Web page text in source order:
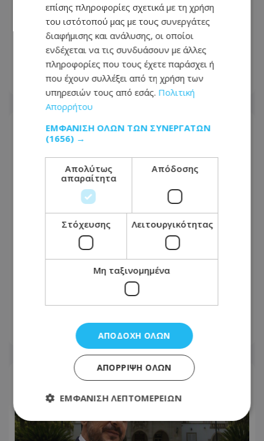
Κυπριακό: Τα «αγκάθια» που θα
κρίνουν τις εξελίξεις και οι διαφωνίες
πριν από την κρίσιμη συνάντηση
07.08.2026 - 17:41
Θρίλερ στην ΕΔΕΚ με τις
υποψηφιότητες: Στο μικροσκόπιο η
Σοφία Χριστοδούλου Μακρή
07.08.2026 - 06:43
επίσης πληροφορίες σχετικά με τη χρήση
του ιστότοπού μας με τους συνεργάτες
διαφήμισης και ανάλυσης, οι οποίοι
ενδέχεται να τις συνδυάσουν με άλλες
πληροφορίες που τους έχετε παράσχει ή
που έχουν συλλέξει από τη χρήση των
υπηρεσιών τους από εσάς. Πολιτική
Απορρήτου
ΕΜΦΆΝΙΣΗ ΌΛΩΝ ΤΩΝ ΣΥΝΕΡΓΑΤΏΝ
(1656) →
Απολύτως
απαραίτητα
Απόδοσης
Στόχευσης Λειτουργικότητας
Μη ταξινομημένα
ΑΠΟΔΟΧΉ ΌΛΩΝ
ΑΠΌΡΡΙΨΗ ΌΛΩΝ
ΕΜΦΆΝΙΣΗ ΛΕΠΤΟΜΕΡΕΙΏΝ